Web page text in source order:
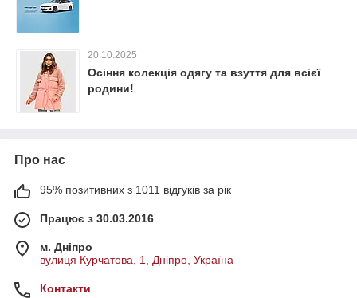
20.10.2025
Осіння колекція одягу та взуття для всієї
родини!
Про нас
95% позитивних з 1011 відгуків за рік
Працює з 30.03.2016
м. Дніпро
вулиця Курчатова, 1, Дніпро, Україна
Контакти